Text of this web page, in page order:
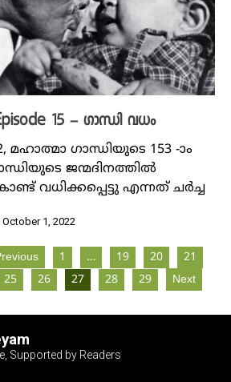
15 – ​ഗാന്ധി വധം
​ഗാന്ധിയുടെ 153 -ാം
ജന്മദിനത്തിൽ
വധിക്കപ്പെട്ടു എന്നത് ചർച്ച
October 1, 2022
1 … 19 20
21
25 26 27 28 29 Next
Supported by Readers